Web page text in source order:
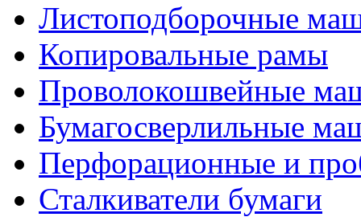
Листоподборочные
Копировальные рамы
Проволокошвейные
Бумагосверлильные
Перфорационные и
Сталкиватели бумаги